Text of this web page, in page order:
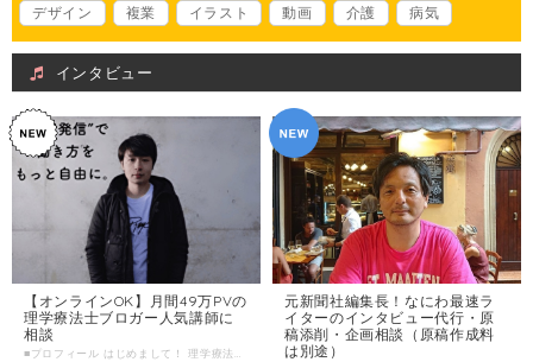
デザイン
複業 イラスト 動画 介護 病気
インタビュー
【オンラインOK】月間49万PVの
理学療法士ブロガー人気講師に
相談
■プロフィール はじめまして！ 理学療法士をしながら、ブログやライター（編集長）としても活動している西野英行と申します。雑多な知識を吸収することが大好きで、読書やネットサーフィンを毎日楽しんでいます。 ”じぶんはけん”では、本業のリハビリを通して、述べ100人以上、年齢は100歳〜３歳まで、あらゆる生活環境にいる身体・精神の障がいを持つ方々に真摯に接してきた経験と、福業（私にあらゆる福をもたらしてくれました）の文字を書き、人に何かを伝える志事（シゴト）を掛け合わせて、皆様に役立つ、新しい価値を生み出せればと思っています。 具体的には、 ・文章の添削 ・編集（情報の取捨選択） ・ネット上で公開する記事の代筆 ・寄稿 ・お悩み・人生相談 ・介護や医療のお悩み相談 ・障害や病気との向き合い方・考え方 などでお役に立てればと思います。お気軽に何でもご相談ください。 ポジティブ心理学実践インストラクター/理学療法士 【ブログ】 ①「不道徳幸福論」http://syuurourihabili.com ②「未来のPT（最高月49万PV/月商50万）」 【著書】100歳まで元気でいるための歩き方＆杖の使い方 http://goo.gl/gHFSdx 「未来のPT」でGoogle検索hideyukiriha.com Twitter：https://twitter.com/PT50139040 ■わたしの複業 （経験・実績・趣味・特技・好きなことetc） ①理学療法士歴９年 ・国家資格 理学療法士免許取得 ・ヘルパー２級（現：初任者研修）資格取得 ・回復期リハビリ専門病院 勤務５年 ・訪問看護ステーションでの訪問リハビリ 勤務４年 ・書籍「100歳まで元気に歩くための杖の使い方」出版 自分で言うのも何ですが、リハビリの現場で、「話しやすい」、「何でも相談できる」環境を作り出すことが得意だと思っています。本業の傍ら、リハビリ系記事中心の個人ブログを運営（最高49万PV/月）、出版社の目にとまり、紙の書籍を出版したり、雑誌の寄稿など行っています。 ②ブロガー・ライター歴４年 WordPressで個人ブログ運営×１、法人ブログ・サイト運営×３ ライターを集めて現在40人のFacebookグループを作り、記事執筆を代行したり、寄稿したりしています。また、講師として約２ヶ月に１回、ライター養成講義を務めています。 ③特技：剣道 中学〜高校は剣道部で（高校の時は部長をしていました。）、剣道２段免許取得。素振りをたまにしています。肩こりがましになります。 ④趣味：ジブンテツガク ”ジブンテツガク”とは、私の造語です。 リハビリの現場で接する、患者さんへの心理的な興味から、「どう生きるべきか」、「物事をどう捉えるべきか」を自分なりに調べ、考え、実践し、深めてきました。 世間一般の”哲学”とは少し違い、もっとカジュアルで、実生活に活かすための考え方のことです。心理学やカウンセリング、人類史、発達心理学などの知識をベースに、ジブンがより良く生きるために雑多な知識を組み合わせて、現代を生きる自分に合った生き方・考え方を追求します。 多様な価値観が溢れるこれからの社会で、他人に流されすぎず、自分軸を持つち、周囲に発信するために重要な考え方だと思っています。 ■時間内に提供できること ・文章の添削 ・ブログの始め方のレクチャー ・あらゆる情報の編集（情報の取捨選択） ・ネット上で公開する記事の代筆 ・寄稿 ・お悩み・人生相談 ・介護や医療のお悩み相談 ・障がいや病気との向き合い方・考え方 ■ こんな人におすすめ ・副業を始めてみたい方 ・文章が苦手な方 ・悩みを聞いて欲しい方 ・リハビリの仕事のことを聞いてみたい方 ・キャリアや人生で悩んでいる方 ・病気や障がいを持つ方 ■ 当日の流れとスケジュール 1簡単にお互い自己紹介 2相談内容ヒアリング 3個別の質問にお答えします 4時間が来たら終了 ■調整可能な曜日・時間帯 平日の水曜 、または土曜日、日曜日 上記で難しい場合は調整可能な日もございますので気軽にお問い合わせ下さい。 ＊ 当日のお申し込みはご遠慮ください。 7日前以上の余裕を持った日時で、ご希望日時を３つほどお知らせください。 （送信欄）＝＝＝＝＝＝＝＝＝＝＝＝ 第一希望：●月●日●曜日 ●時●分～●時●分 第二希望：●月●日●曜日 ●時●分～●時●分 第三希望：●月●日●曜日 ●時●分～●時●分 ＝＝＝＝＝＝＝＝＝＝＝＝＝＝＝＝＝ ・カフェなどでお会いできればと思います。 ご都合のよい場所があればご指定いただいても構いません。 なければこちらで指定させていただきます。 （お茶代等は、ご自身の分のみご負担ください。） ■ よくある質問 Q. オンラインでのやり取りは可能ですか？ A. ご相談日時等のお問い合わせは可能です。メール、Facebookメッセンジャーでご連絡ください。 Q. 延長した場合はどうなりますか？ A. 延長時間分を別途ご購入いただきます。 ■1回のサービス提供時間 ３０分/回 ■サービス提供エリア 大阪府 ＊オンラインの場合は全国可
元新聞社編集長！なにわ最速ラ
イターのインタビュー代行・原
稿添削・企画相談（原稿作成料
は別途）